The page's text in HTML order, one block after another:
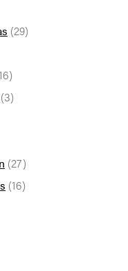
(29)
(3)
(27)
(16)